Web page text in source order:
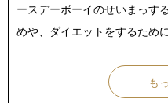
ースデーボーイのせいまっす
めや、ダイエットをするため
も